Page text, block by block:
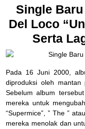
Single
Del Loco
Serta
Pada 16 Juni 2000,
diproduksi oleh mantan
Sebelum album
mereka untuk
“Supermice”, ” The ”
mereka menolak dan